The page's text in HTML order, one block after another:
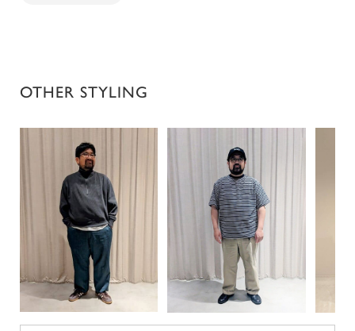
OTHER STYLING